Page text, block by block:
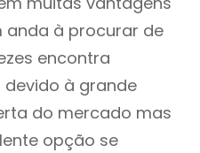
anda à procurar de
encontra
à grande
do mercado mas
opção se